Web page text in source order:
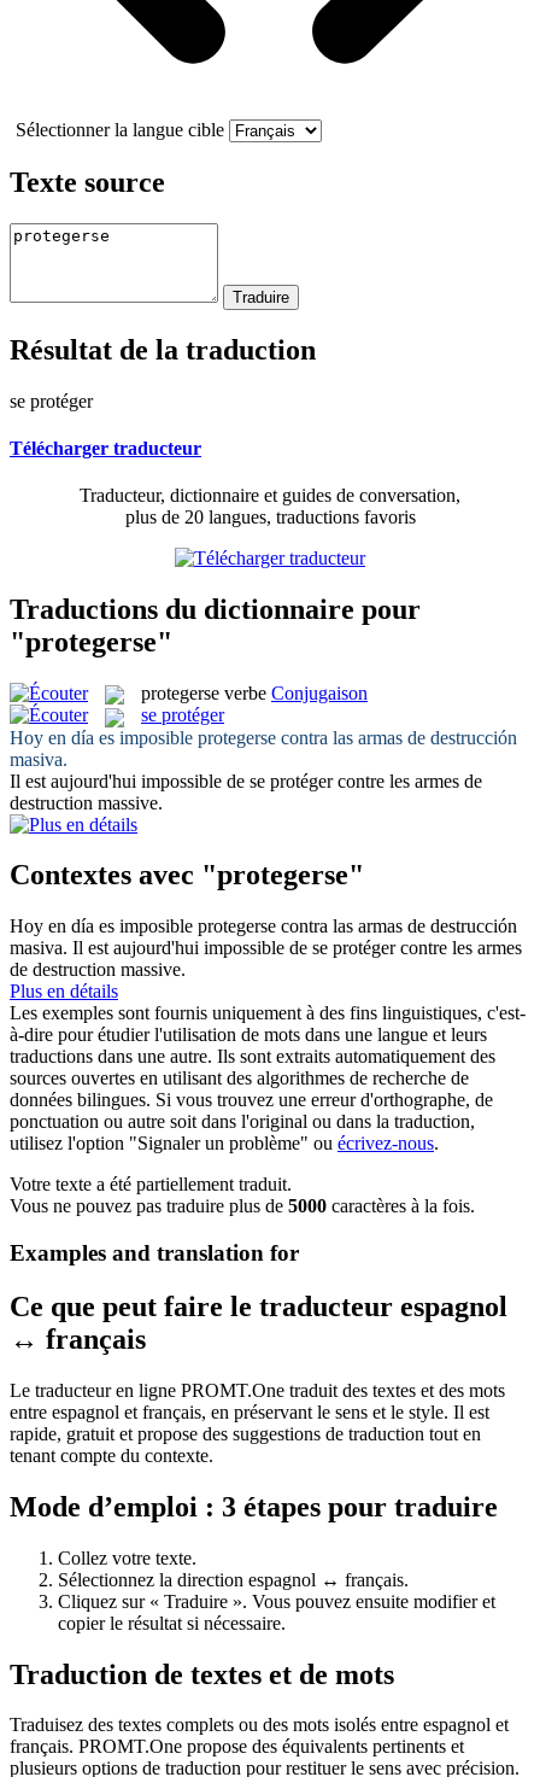
Sélectionner la langue cible
Texte source
Résultat de la traduction
se protéger
Télécharger traducteur
Traducteur, dictionnaire et guides de conversation,
plus de 20 langues, traductions favoris
Traductions du dictionnaire pour
"protegerse"
protegerse verbe Conjugaison
se protéger
Hoy en día es imposible protegerse contra las armas de destrucción
masiva.
Il est aujourd'hui impossible de se protégercontre les armes de
destruction massive.
Contextes avec "protegerse"
Hoy en día es imposible protegerse contra las armas de destrucción
masiva. Il est aujourd'hui impossible de se protégercontre les armes
de destruction massive.
Plus en détails
Les exemples sont fournis uniquement à des fins linguistiques, c'est-
à-dire pour étudier l'utilisation de mots dans une langue et leurs
traductions dans une autre. Ils sont extraits automatiquement des
sources ouvertes en utilisant des algorithmes de recherche de
données bilingues. Si vous trouvez une erreur d'orthographe, de
ponctuation ou autre soit dans l'original ou dans la traduction,
utilisez l'option "Signaler un problème" ou écrivez-nous.
Votre texte a été partiellement traduit.
Vous ne pouvez pas traduire plus de 5000 caractères à la fois.
Examples and translation for
Ce que peut faire le traducteur espagnol
↔ français
Le traducteur en ligne PROMT.One traduit des textes et des mots
entre espagnol et français, en préservant le sens et le style. Il est
rapide, gratuit et propose des suggestions de traduction tout en
tenant compte du contexte.
Mode d’emploi : 3 étapes pour traduire
Collez votre texte.
Sélectionnez la direction espagnol ↔ français.
Cliquez sur « Traduire ». Vous pouvez ensuite modifier et
copier le résultat si nécessaire.
Traduction de textes et de mots
Traduisez des textes complets ou des mots isolés entre espagnol et
français. PROMT.One propose des équivalents pertinents et
plusieurs options de traduction pour restituer le sens avec précision.